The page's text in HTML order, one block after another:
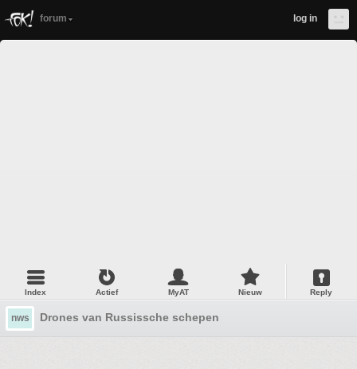
forum log in
Index Actief MyAT Nieuw Reply
nws Drones van Russissche schepen